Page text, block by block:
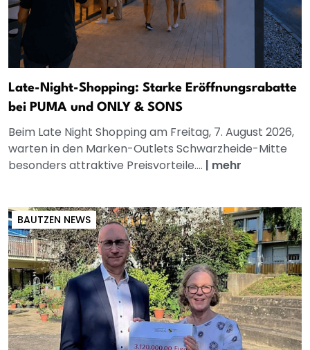
Late-Night-Shopping: Starke Eröffnungsrabatte
bei PUMA und ONLY & SONS
Beim Late Night Shopping am Freitag, 7. August 2026,
warten in den Marken-Outlets Schwarzheide-Mitte
besonders attraktive Preisvorteile.... | mehr
BAUTZEN NEWS